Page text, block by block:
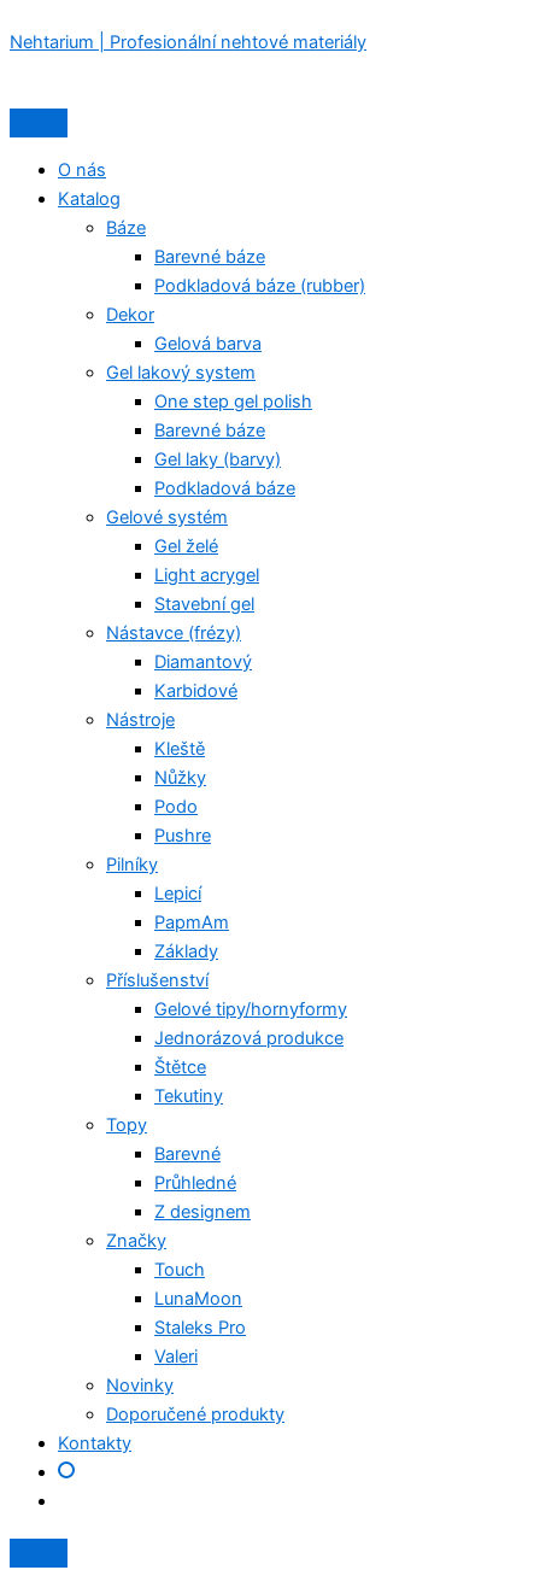
na
Nehtarium | Profesionální nehtové materiály
O nás
Katalog
Báze
Barevné báze
Podkladová báze (rubber)
Dekor
Gelová barva
Gel lakový system
One step gel polish
Barevné báze
Gel laky (barvy)
Podkladová báze
Gelové systém
Gel želé
Light acrygel
Stavební gel
Nástavce (frézy)
Diamantový
Karbidové
Nástroje
Kleště
Nůžky
Podo
Pushre
Pilníky
Lepicí
PapmAm
Základy
Příslušenství
Gelové tipy/hornyformy
Jednorázová produkce
Štětce
Tekutiny
Topy
Barevné
Průhledné
Z designem
Značky
Touch
LunaMoon
Staleks Pro
Valeri
Novinky
Doporučené produkty
Kontakty